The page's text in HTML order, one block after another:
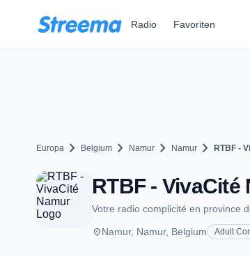
Radio Favoriten
Europa chevron_right Belgium chevron_right Namur chevron_right Namur chevron_right RTBF -
RTBF - VivaCité
Votre radio complicité en province
placeNamur, Namur, Belgium Adult